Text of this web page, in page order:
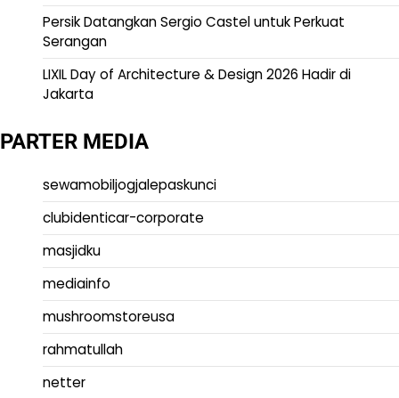
Persik Datangkan Sergio Castel untuk Perkuat
Serangan
LIXIL Day of Architecture & Design 2026 Hadir di
Jakarta
PARTER MEDIA
sewamobiljogjalepaskunci
clubidenticar-corporate
masjidku
mediainfo
mushroomstoreusa
rahmatullah
netter